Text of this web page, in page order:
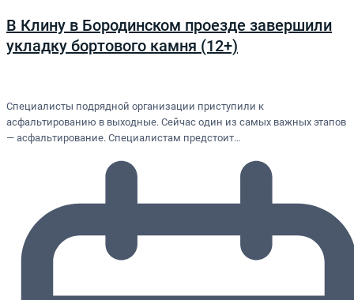
В Клину в Бородинском проезде завершили
укладку бортового камня (12+)
Специалисты подрядной организации приступили к
асфальтированию в выходные. Сейчас один из самых важных этапов
— асфальтирование. Специалистам предстоит…